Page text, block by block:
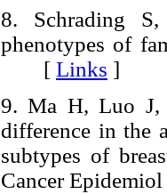
8. Schrading
phenotypes of
[ Links ]
9. Ma H, Luo J,
difference in the
subtypes of
Cancer